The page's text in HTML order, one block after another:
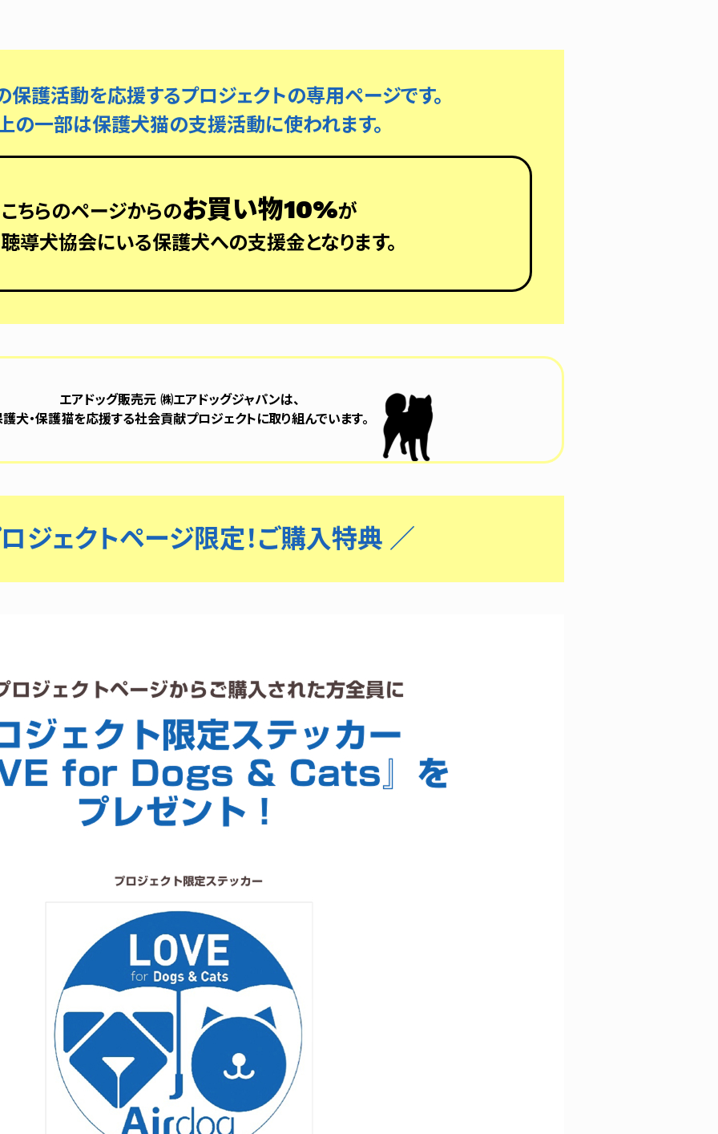
保護活動を応援するプロジェクトの専用ページです。
の一部は保護犬猫の支援活動に使われます。
こちらのページからのお買い物10%が
導犬協会にいる保護犬への支援金となります。
エアドッグ販売元 ㈱エアドッグジャパンは、
犬・保護猫を応援する社会貢献プロジェクトに取り組んでいます。
ジェクトページ限定！ご購入特典 ／